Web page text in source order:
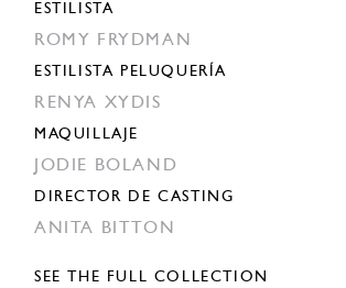
ESTILISTA
ROMY FRYDMAN
ESTILISTA PELUQUERÍA
RENYA XYDIS
MAQUILLAJE
JODIE BOLAND
DIRECTOR DE CASTING
ANITA BITTON
SEE THE FULL COLLECTION